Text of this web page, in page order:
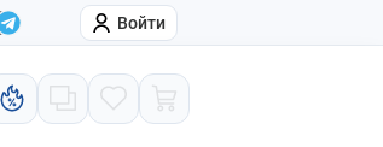
Войти